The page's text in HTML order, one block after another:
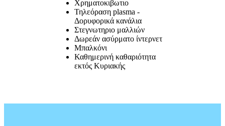
Χρηματοκιβωτιο
Τηλεόραση plasma -
Δορυφορικά κανάλια
Στεγνωτηριο μαλλιών
Δωρεάν ασύρματο ίντερνετ
Μπαλκόνι
Καθημερινή καθαριότητα
εκτός Κυριακής